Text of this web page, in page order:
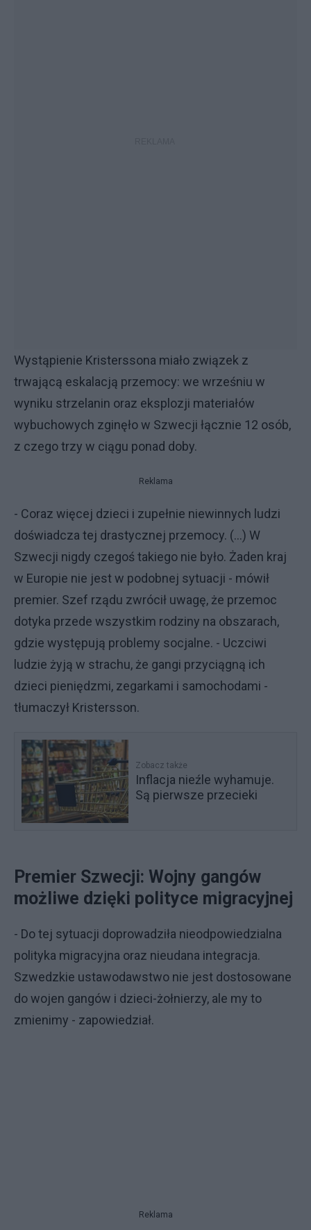
Wystąpienie Kristerssona miało związek z
trwającą eskalacją przemocy: we wrześniu w
wyniku strzelanin oraz eksplozji materiałów
wybuchowych zginęło w Szwecji łącznie 12 osób,
z czego trzy w ciągu ponad doby.
Reklama
- Coraz więcej dzieci i zupełnie niewinnych ludzi
doświadcza tej drastycznej przemocy. (...) W
Szwecji nigdy czegoś takiego nie było. Żaden kraj
w Europie nie jest w podobnej sytuacji - mówił
premier. Szef rządu zwrócił uwagę, że przemoc
dotyka przede wszystkim rodziny na obszarach,
gdzie występują problemy socjalne. - Uczciwi
ludzie żyją w strachu, że gangi przyciągną ich
dzieci pieniędzmi, zegarkami i samochodami -
tłumaczył Kristersson.
Zobacz także
Inflacja nieźle wyhamuje.
Są pierwsze przecieki
Premier Szwecji: Wojny gangów
możliwe dzięki polityce migracyjnej
- Do tej sytuacji doprowadziła nieodpowiedzialna
polityka migracyjna oraz nieudana integracja.
Szwedzkie ustawodawstwo nie jest dostosowane
do wojen gangów i dzieci-żołnierzy, ale my to
zmienimy - zapowiedział.
Reklama